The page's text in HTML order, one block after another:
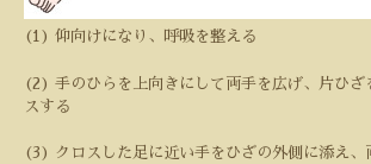
(1) 仰向けになり、呼吸を整える
(2) 手のひらを上向きにして両手を広げ、片ひざ
スする
(3) クロスした足に近い手をひざの外側に添え、